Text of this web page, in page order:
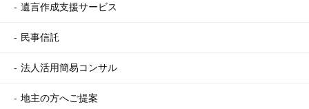
遺言作成支援サービス
民事信託
法人活用簡易コンサル
地主の方へご提案